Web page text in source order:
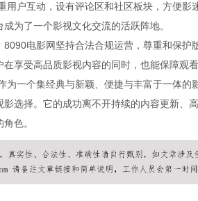
用户互动，设有评论区和社区板块，方便
为了一个影视文化交流的活跃阵地。
8090电影网坚持合法合规运营，尊重和保
享受高品质影视内容的同时，也能保障观
为一个集经典与新颖、便捷与丰富于一体
选择。它的成功离不开持续的内容更新、
色。